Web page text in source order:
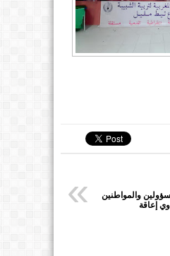
«
والمواطنين
إعاقة